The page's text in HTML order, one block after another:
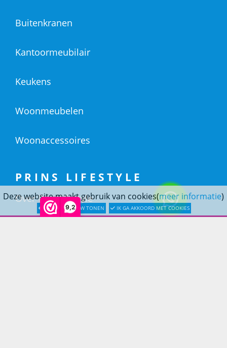
9,2
Deze website maakt gebruik van cookies(meer informatie)
LATER OPNIEUW TONEN IK GA AKKOORD MET COOKIES
Buitenkranen
Kantoormeubilair
Keukens
Woonmeubelen
Woonaccessoires
PRINS LIFESTYLE
Over Prinslifestyle